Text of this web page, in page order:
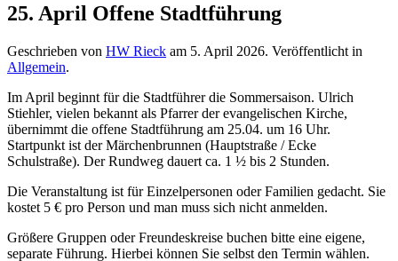
25. April Offene Stadtführung
Geschrieben von HW Rieck am 5. April 2026. Veröffentlicht in
Allgemein.
Im April beginnt für die Stadtführer die Sommersaison. Ulrich
Stiehler, vielen bekannt als Pfarrer der evangelischen Kirche,
übernimmt die offene Stadtführung am 25.04. um 16 Uhr.
Startpunkt ist der Märchenbrunnen (Hauptstraße / Ecke
Schulstraße). Der Rundweg dauert ca. 1 ½ bis 2 Stunden.
Die Veranstaltung ist für Einzelpersonen oder Familien gedacht. Sie
kostet 5 € pro Person und man muss sich nicht anmelden.
Größere Gruppen oder Freundeskreise buchen bitte eine eigene,
separate Führung. Hierbei können Sie selbst den Termin wählen.